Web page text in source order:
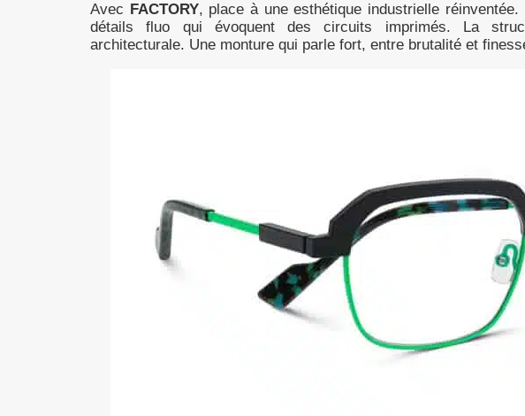
Avec FACTORY, place à une esthétique industrielle
détails fluo qui évoquent des circuits imprimés. La
architecturale. Une monture qui parle fort, entre brutalité et